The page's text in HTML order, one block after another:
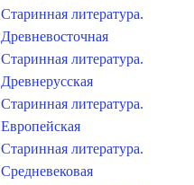
Старинная литература.
Древневосточная
Старинная литература.
Древнерусская
Старинная литература.
Европейская
Старинная литература.
Средневековая